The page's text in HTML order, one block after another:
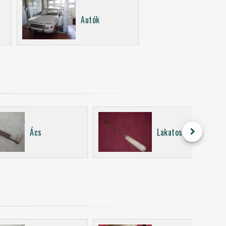
Autók
Ács Lakatos keyboard_arrow_right